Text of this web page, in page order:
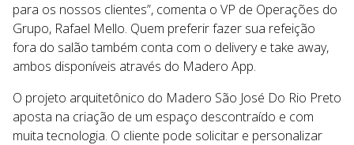
para os nossos clientes”, comenta o VP de Operações do
Grupo, Rafael Mello. Quem preferir fazer sua refeição
fora do salão também conta com o delivery e take away,
ambos disponíveis através do Madero App.
O projeto arquitetônico do Madero São José Do Rio Preto
aposta na criação de um espaço descontraído e com
muita tecnologia. O cliente pode solicitar e personalizar